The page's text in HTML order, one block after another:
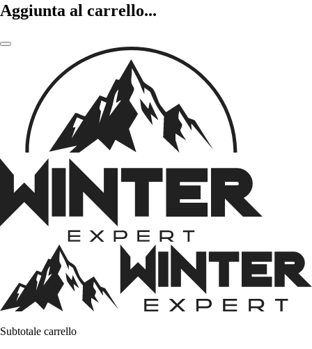
Aggiunta al carrello...
Subtotale carrello